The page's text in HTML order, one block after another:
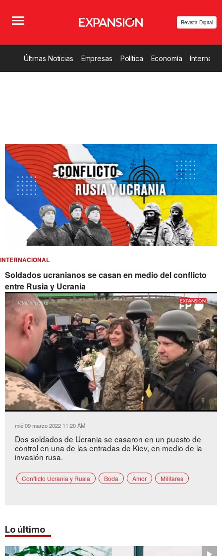
Revista Digital
Últimas Noticias Empresas Política Economía
INTERNACIONAL
Soldados ucranianos se casan en medio del conflicto
entre Rusia y Ucrania
Unmute Loaded
98.52%
mié 09 marzo 2022 11:20 AM
Dos soldados de Ucrania se casaron en un puesto de
control en una de las entradas de Kiev, en medio de la
invasión rusa.
Conflicto Ucrania y Rusia Boda Amor Militares
Lo último